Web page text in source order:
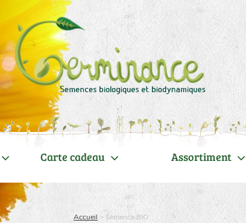
Carte cadeau Assortiment
Accueil > Semence BIO